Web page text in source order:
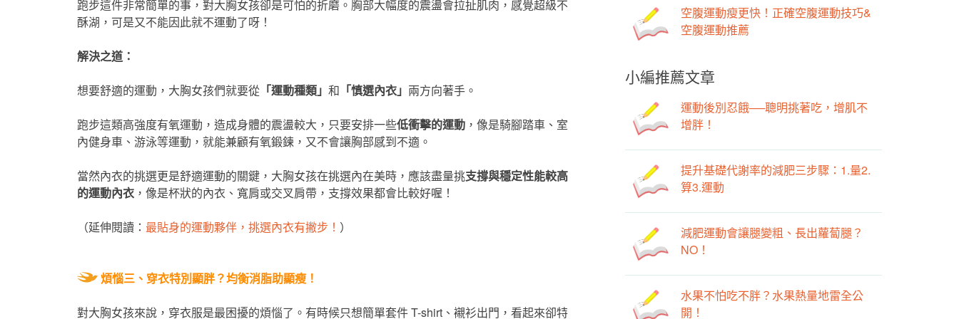
跑步這件非常簡單的事，對大胸女孩卻是可怕的折磨。胸部大幅度的震盪會拉扯肌肉，感覺超級不
酥湖，可是又不能因此就不運動了呀！
解決之道：
想要舒適的運動，大胸女孩們就要從 「運動種類」 和 「慎選內衣」 兩方向著手。
跑步這類高強度有氧運動，造成身體的震盪較大，只要安排一些低衝擊的運動 ，像是騎腳踏車、室
內健身車、游泳等運動，就能兼顧有氧鍛鍊，又不會讓胸部感到不適。
當然內衣的挑選更是舒適運動的關鍵，大胸女孩在挑選內在美時，應該盡量挑支撐與穩定性能較高
的運動內衣 ，像是杯狀的內衣、寬肩或交叉肩帶，支撐效果都會比較好喔！
（延伸閱讀： 最貼身的運動夥伴，挑選內衣有撇步！ ）
煩惱三、穿衣特別顯胖？均衡消脂助顯瘦！
對大胸女孩來說，穿衣服是最困擾的煩惱了。有時候只想簡單套件 T-shirt、襯衫出門，看起來卻特
空腹運動瘦更快！正確空腹運動技巧&
空腹運動推薦
小編推薦文章
運動後別忍餓──聰明挑著吃，增肌不
增胖！
提升基礎代謝率的減肥三步驟：1.量2.
算3.運動
減肥運動會讓腿變粗、長出蘿蔔腿？
NO！
水果不怕吃不胖？水果熱量地雷全公
開！